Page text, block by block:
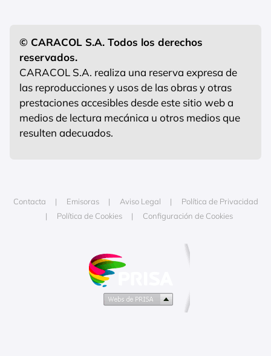
© CARACOL S.A. Todos los derechos
reservados.
CARACOL S.A. realiza una reserva expresa de
las reproducciones y usos de las obras y otras
prestaciones accesibles desde este sitio web a
medios de lectura mecánica u otros medios que
resulten adecuados.
Contacta Emisoras Aviso Legal
Política de Privacidad
Política de Cookies
Configuración de Cookies